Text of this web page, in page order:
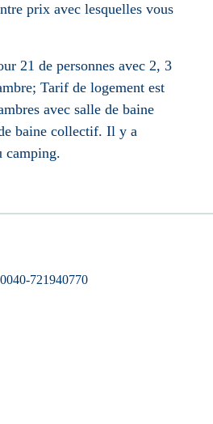
prix avec lesquelles vous
21 de personnes avec 2, 3
Tarif de logement est
avec salle de baine
baine collectif. Il y a
camping.
721940770